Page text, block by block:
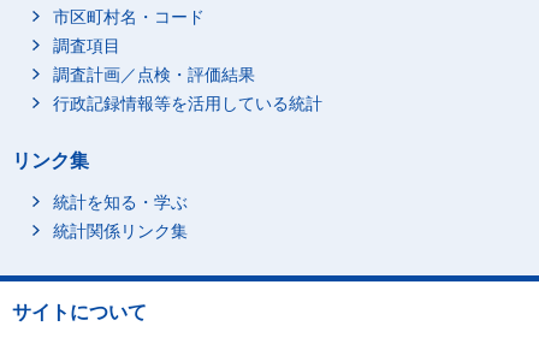
市区町村名・コード
調査項目
調査計画／点検・評価結果
行政記録情報等を活用している統計
リンク集
統計を知る・学ぶ
統計関係リンク集
サイトについて